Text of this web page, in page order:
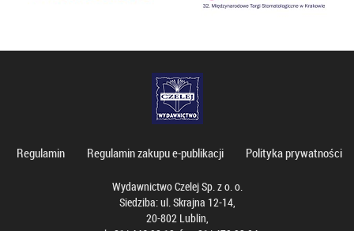
Regulamin Regulamin zakupu e-publikacji Polityka prywatności
Wydawnictwo Czelej Sp. z o. o.
Siedziba: ul. Skrajna 12-14,
20-802 Lublin,